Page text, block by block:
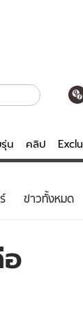
น คลิป
บันเทิ
ข่าวทั้งหมด